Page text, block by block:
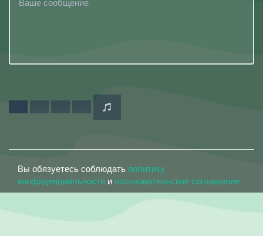
Вы обязуетесь соблюдать политику
конфиденциальности и пользовательское соглашение